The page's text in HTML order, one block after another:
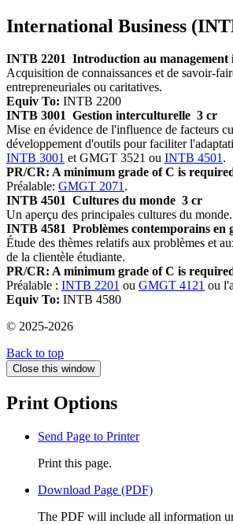
International Business
INTB 2201 Introduction au management
Acquisition de connaissances et de savoir-
entrepreneuriales ou caritatives.
Equiv To: INTB 2200
INTB 3001 Gestion interculturelle 3 cr
Mise en évidence de l'influence de facteurs
développement d'outils pour faciliter
INTB 3001 et GMGT 3521 ou INTB 4501.
PR/CR: A minimum grade of C is
Préalable: GMGT 2071.
INTB 4501 Cultures du monde 3 cr
Un aperçu des principales cultures du
INTB 4581 Problèmes contemporains en
Étude des thèmes relatifs aux problèmes et
de la clientèle étudiante.
PR/CR: A minimum grade of C is
Préalable : INTB 2201 ou GMGT 4121 ou
Equiv To: INTB 4580
© 2025-2026
Back to top
Close this window
Print Options
Send Page to Printer
Print this page.
Download Page (PDF)
The PDF will include all information